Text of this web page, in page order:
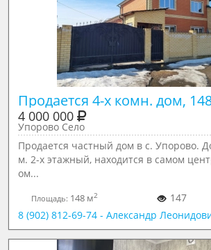
Продается 4-х комн. дом,
4 000 000
Упорово Село
Продается частный дом в с. Упорово.
м. 2-х этажный, находится в самом
ом...
Площадь: 148 м2
147
8 (902) 812-69-74 - Александр